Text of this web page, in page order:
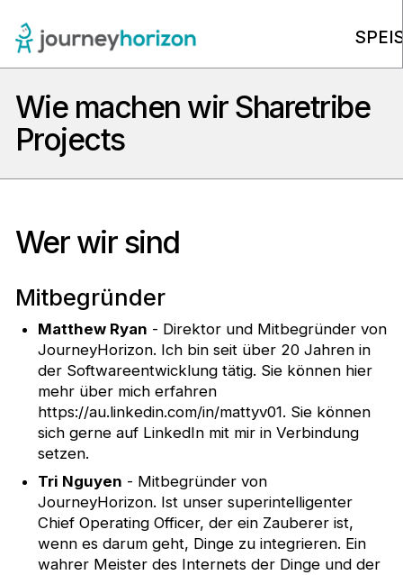
Wie machen wir Sharetribe
Projects
Wer wir sind
Gebühren und Entgelte
Grobe Schätzungen für
verschiedene Anpassungen
Plugins für Sharetribe
Gebühren und Entgelte für
Veranstaltungsdienstleistungen
Andere
Vorlage für mobile Apps für
Sharetribe Marketplaces
Wer wir sind
Mitbegründer
Matthew Ryan - Direktor und Mitbegründer von
JourneyHorizon. Ich bin seit über 20 Jahren in
der Softwareentwicklung tätig. Sie können hier
mehr über mich erfahren
https://au.linkedin.com/in/mattyv01. Sie können
sich gerne auf LinkedIn mit mir in Verbindung
setzen.
Tri Nguyen - Mitbegründer von
JourneyHorizon. Ist unser superintelligenter
Chief Operating Officer, der ein Zauberer ist,
wenn es darum geht, Dinge zu integrieren. Ein
wahrer Meister des Internets der Dinge und der